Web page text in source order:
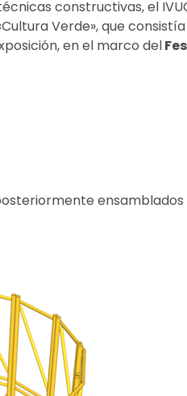
constructivas, el
Verde», que
en el marco del